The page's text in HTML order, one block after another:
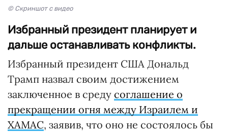
© Скриншот с видео
Избранный президент планирует и
дальше останавливать конфликты.
Избранный президент США Дональд
Трамп назвал своим достижением
заключенное в среду соглашение о
прекращении огня между Израилем и
ХАМАС, заявив, что оно не состоялось бы